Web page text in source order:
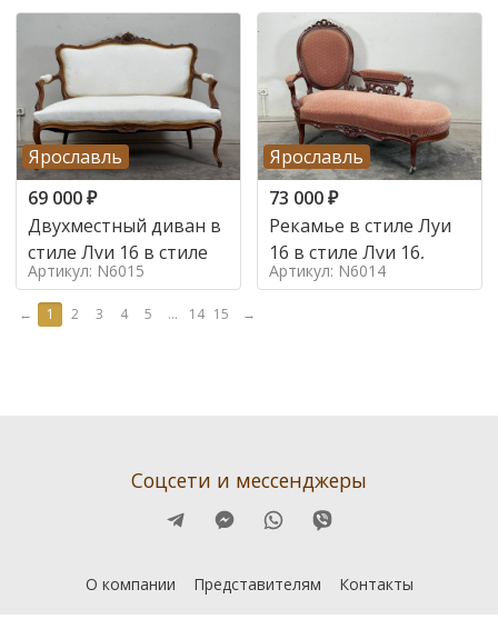
Ярославль
69 000₽
Двухместный диван в
стиле Луи 16 в стиле
Артикул: N6015
Ярославль
73 000₽
Рекамье в стиле Луи
16 в стиле Луи 16,
Артикул: N6014
← 1 2 3 4 5 ... 14 15 →
Соцсети и мессенджеры
О компании Представителям Контакты